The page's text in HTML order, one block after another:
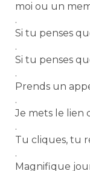
moi ou un
.
Si tu penses
.
Si tu penses
.
Prends un
.
Je mets le lien
.
Tu cliques, tu
.
Magnifique